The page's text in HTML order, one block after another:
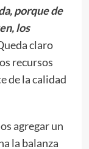
porque de
los
claro
recursos
de la calidad
agregar un
la balanza